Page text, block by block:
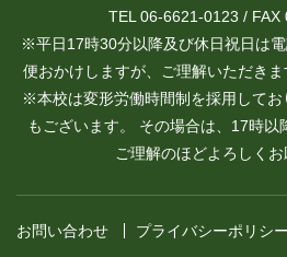
TEL 06-6621-0123 / FAX
※平日17時30分以降及び休日祝日は
便おかけしますが、ご理解いただきま
※本校は変形労働時間制を採用してお
もございます。 その場合は、17時以
ご理解のほどよろしくお
お問い合わせ プライバシーポリシー